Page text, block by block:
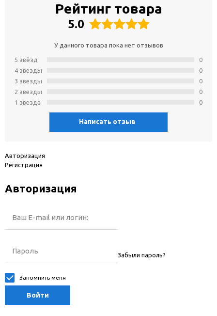
Рейтинг товара
5.0
У данного товара пока нет отзывов
5 звёзд
4 звeзды
3 звeзды
2 звeзды
1 звeзда
0
0
0
0
0
Написать отзыв
Авторизация
Регистрация
Авторизация
Ваш E-mail или логин:
Пароль Забыли пароль?
Запомнить меня
Войти